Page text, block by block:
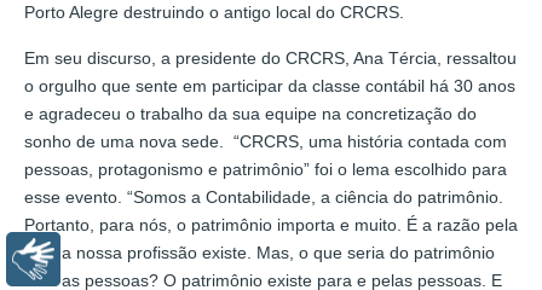
Porto Alegre destruindo o antigo local do CRCRS.
Em seu discurso, a presidente do CRCRS, Ana Tércia, ressaltou
o orgulho que sente em participar da classe contábil há 30 anos
e agradeceu o trabalho da sua equipe na concretização do
sonho de uma nova sede. “CRCRS, uma história contada com
pessoas, protagonismo e patrimônio” foi o lema escolhido para
esse evento. “Somos a Contabilidade, a ciência do patrimônio.
Portanto, para nós, o patrimônio importa e muito. É a razão pela
qual a nossa profissão existe. Mas, o que seria do patrimônio
sem as pessoas? O patrimônio existe para e pelas pessoas. E
Libras